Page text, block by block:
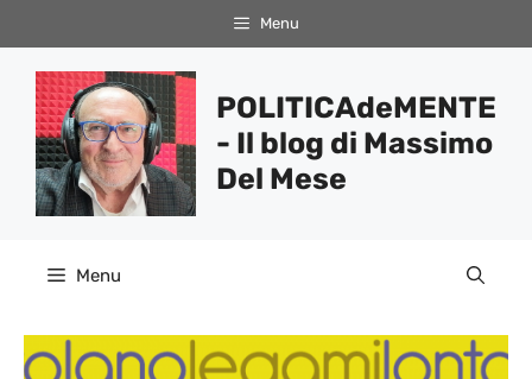
al
contenuto
Menu
POLITICAdeMENTE
- Il blog di Massimo
Del Mese
Menu